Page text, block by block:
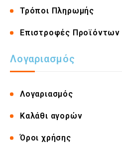
Τρόποι Πληρωμής
Επιστροφές Προϊόντων
Λογαριασμός
Λογαριασμός
Καλάθι αγορών
Όροι χρήσης